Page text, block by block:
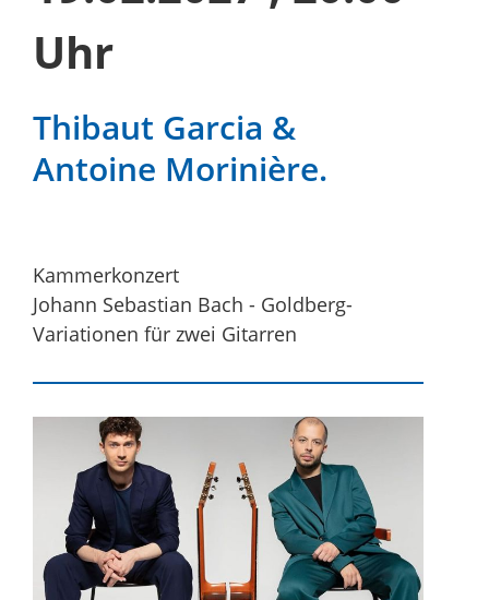
Uhr
Thibaut Garcia &
Antoine Morinière.
Kammerkonzert
Johann Sebastian Bach - Goldberg-
Variationen für zwei Gitarren